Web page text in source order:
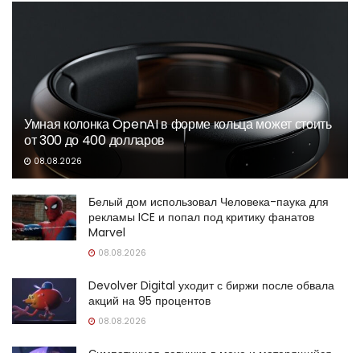
Умная колонка OpenAI в форме кольца может стоить
от 300 до 400 долларов
08.08.2026
Белый дом использовал Человека-паука для
рекламы ICE и попал под критику фанатов
Marvel
08.08.2026
Devolver Digital уходит с биржи после обвала
акций на 95 процентов
08.08.2026